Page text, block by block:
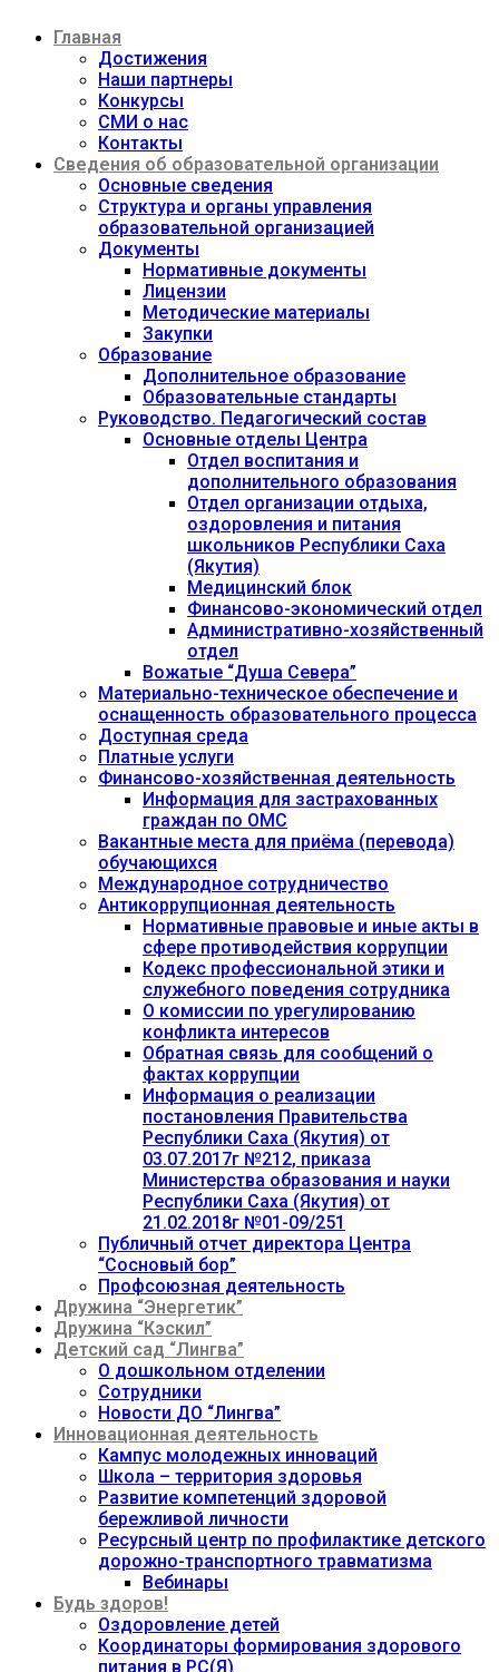
содержимому
Главная
Достижения
Наши партнеры
Конкурсы
СМИ о нас
Контакты
Сведения об образовательной организации
Основные сведения
Структура и органы управления
образовательной организацией
Документы
Нормативные документы
Лицензии
Методические материалы
Закупки
Образование
Дополнительное образование
Образовательные стандарты
Руководство. Педагогический состав
Основные отделы Центра
Отдел воспитания и
дополнительного образования
Отдел организации отдыха,
оздоровления и питания
школьников Республики Саха
(Якутия)
Медицинский блок
Финансово-экономический отдел
Административно-хозяйственный
отдел
Вожатые “Душа Севера”
Материально-техническое обеспечение и
оснащенность образовательного процесса
Доступная среда
Платные услуги
Финансово-хозяйственная деятельность
Информация для застрахованных
граждан по ОМС
Вакантные места для приёма (перевода)
обучающихся
Международное сотрудничество
Антикоррупционная деятельность
Нормативные правовые и иные акты в
сфере противодействия коррупции
Кодекс профессиональной этики и
служебного поведения сотрудника
О комиссии по урегулированию
конфликта интересов
Обратная связь для сообщений о
фактах коррупции
Информация о реализации
постановления Правительства
Республики Саха (Якутия) от
03.07.2017г №212, приказа
Министерства образования и науки
Республики Саха (Якутия) от
21.02.2018г №01-09/251
Публичный отчет директора Центра
“Сосновый бор”
Профсоюзная деятельность
Дружина “Энергетик”
Дружина “Кэскил”
Детский сад “Лингва”
О дошкольном отделении
Сотрудники
Новости ДО “Лингва”
Инновационная деятельность
Кампус молодежных инноваций
Школа – территория здоровья
Развитие компетенций здоровой
бережливой личности
Ресурсный центр по профилактике детского
дорожно-транспортного травматизма
Вебинары
Будь здоров!
Оздоровление детей
Координаторы формирования здорового
питания в РС(Я)